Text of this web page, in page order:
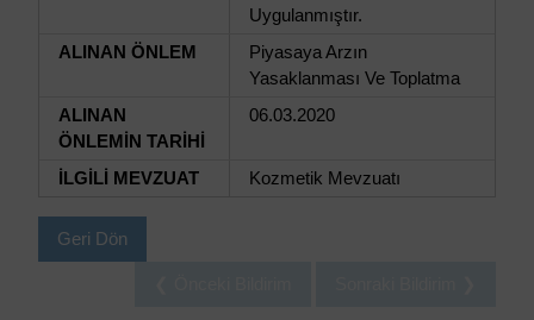
Uygulanmıştır.
ALINAN ÖNLEM
Piyasaya Arzın
Yasaklanması Ve Toplatma
ALINAN
ÖNLEMİN TARİHİ
06.03.2020
İLGİLİ MEVZUAT Kozmetik Mevzuatı
Geri Dön